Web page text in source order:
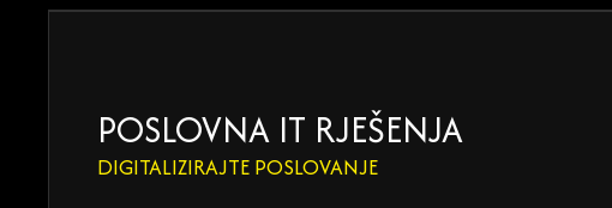
POSLOVNA IT RJEŠENJA
DIGITALIZIRAJTE POSLOVANJE